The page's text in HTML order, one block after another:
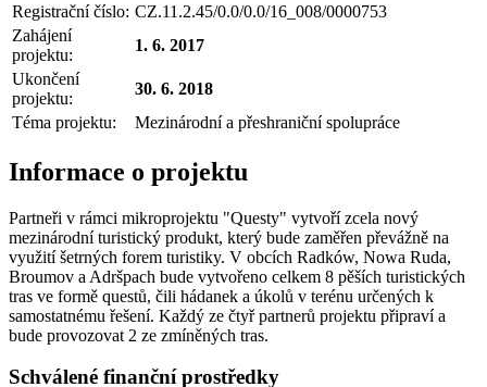
Registrační číslo: CZ.11.2.45/0.0/0.0/16_008/0000753
Zahájení
projektu:
1. 6. 2017
Ukončení
projektu:
30. 6. 2018
Téma projektu:
Mezinárodní a přeshraniční spolupráce
Informace o projektu
Partneři v rámci mikroprojektu "Questy" vytvoří zcela nový
mezinárodní turistický produkt, který bude zaměřen převážně na
využití šetrných forem turistiky. V obcích Radków, Nowa Ruda,
Broumov a Adršpach bude vytvořeno celkem 8 pěších turistických
tras ve formě questů, čili hádanek a úkolů v terénu určených k
samostatnému řešení. Každý ze čtyř partnerů projektu připraví a
bude provozovat 2 ze zmíněných tras.
Schválené finanční prostředky